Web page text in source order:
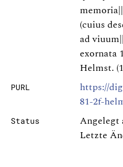
(cuius
ad
exornata
Helmst.
PURL
https://
81-2f-
Status
Angelegt
Letzte